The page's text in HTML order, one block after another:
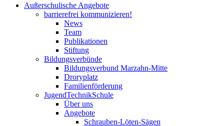
Außerschulische Angebote
barrierefrei kommunizieren!
News
Team
Publikationen
Stiftung
Bildungsverbünde
Bildungsverbund Marzahn-Mitte
Droryplatz
Familienförderung
JugendTechnikSchule
Über uns
Angebote
Schrauben-Löten-Sägen